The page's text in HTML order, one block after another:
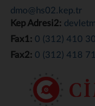
dmo@hs02.kep.tr
Kep Adresi2:
Fax1: 0 (312) 410
Fax2: 0 (312) 418